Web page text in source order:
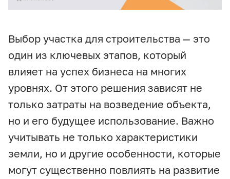
Выбор участка для строительства — это
один из ключевых этапов, который
влияет на успех бизнеса на многих
уровнях. От этого решения зависят не
только затраты на возведение объекта,
но и его будущее использование. Важно
учитывать не только характеристики
земли, но и другие особенности, которые
могут существенно повлиять на развитие